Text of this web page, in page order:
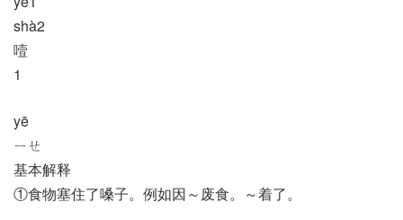
shà2
噎
1
yē
ㄧㄝ
基本解释
①食物塞住了嗓子。例如因～废食。～着了。